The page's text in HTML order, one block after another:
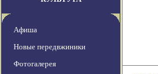
Афиша
Новые передвжиники
Фотогалерея